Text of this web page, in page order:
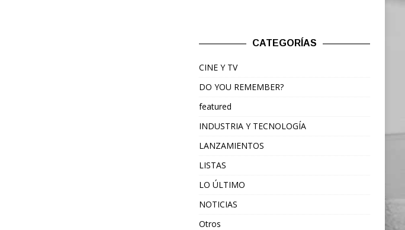
CATEGORÍAS
CINE Y TV
DO YOU REMEMBER?
featured
INDUSTRIA Y TECNOLOGÍA
LANZAMIENTOS
LISTAS
LO ÚLTIMO
NOTICIAS
Otros